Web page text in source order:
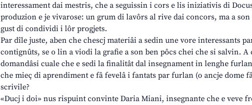
interessament dai mestris, che a seguissin i cors e lis iniziativis di
produzion e je vivarose: un grum di lavôrs al rive dai concors, ma a
gust di condividi i lôr progjets.
Par dîle juste, aben che chescj materiâi a sedin une vore interessants
contignûts, se o lin a viodi la grafie a son ben pôcs chei che si salvin. A
domandâsi cuale che e sedi la finalitât dal insegnament in lenghe
che mieç di aprendiment e fâ fevelâ i fantats par furlan (o ancje dome
scrivile?
«Ducj i doi» nus rispuint convinte Daria Miani, insegnante che e veve